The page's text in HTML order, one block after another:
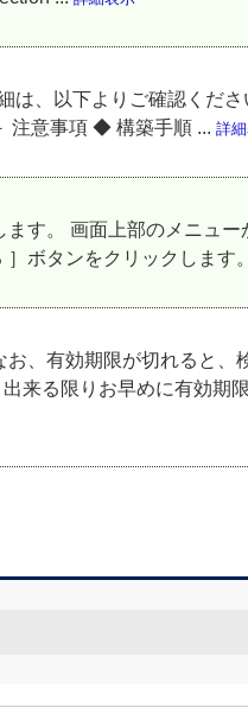
は、以下よりご確認くだ
意事項 ◆ 構築手順 ... 詳
す。 画面上部のメニュー
ボタンをクリックします
、有効期限が切れると、
来る限りお早めに有効期